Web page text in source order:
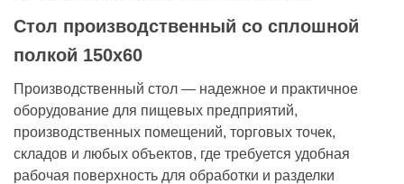
Стол производственный со сплошной
полкой 150х60
Производственный стол — надежное и практичное
оборудование для пищевых предприятий,
производственных помещений, торговых точек,
складов и любых объектов, где требуется удобная
рабочая поверхность для обработки и разделки